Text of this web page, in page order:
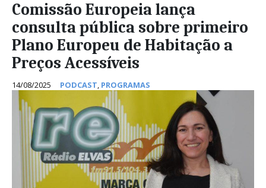
Comissão Europeia lança
consulta pública sobre primeiro
Plano Europeu de Habitação a
Preços Acessíveis
14/08/2025 PODCAST, PROGRAMAS